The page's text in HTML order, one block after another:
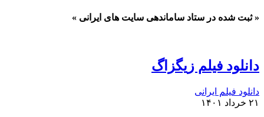
« ثبت شده در ستاد ساماندهی سایت های ایرانی »
دانلود فیلم زیگزاگ
دانلود فیلم ایرانی
۲۱ خرداد ۱۴۰۱